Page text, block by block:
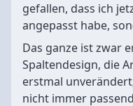
gefallen, dass ich
angepasst habe,
Das ganze ist zwar
Spaltendesign, die
erstmal
nicht immer